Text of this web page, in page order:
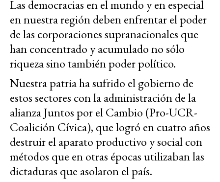
Las democracias en el mundo y en especial
en nuestra región deben enfrentar el poder
de las corporaciones supranacionales que
han concentrado y acumulado no sólo
riqueza sino también poder político.
Nuestra patria ha sufrido el gobierno de
estos sectores con la administración de la
alianza Juntos por el Cambio (Pro-UCR-
Coalición Cívica), que logró en cuatro años
destruir el aparato productivo y social con
métodos que en otras épocas utilizaban las
dictaduras que asolaron el país.